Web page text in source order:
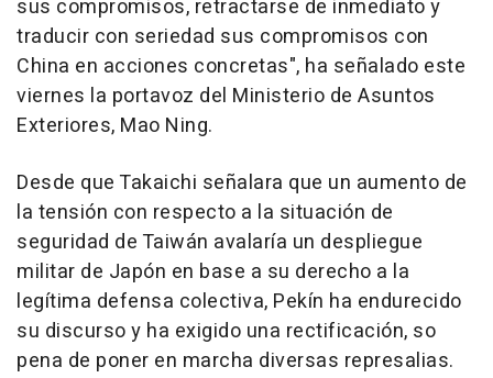
sus compromisos, retractarse de inmediato y
traducir con seriedad sus compromisos con
China en acciones concretas", ha señalado este
viernes la portavoz del Ministerio de Asuntos
Exteriores, Mao Ning.
Desde que Takaichi señalara que un aumento de
la tensión con respecto a la situación de
seguridad de Taiwán avalaría un despliegue
militar de Japón en base a su derecho a la
legítima defensa colectiva, Pekín ha endurecido
su discurso y ha exigido una rectificación, so
pena de poner en marcha diversas represalias.